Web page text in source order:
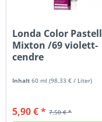
Londa Color Pastell
Mixton /69 violett-
cendre
Inhalt60 ml(98,33 € / Liter)
7,50 € *
5,90 € *